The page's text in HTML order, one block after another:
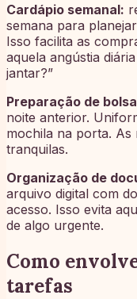
Cardápio semanal:
semana para
Isso facilita as
aquela angústia
jantar?”
Preparação de
noite anterior.
mochila na porta. As
tranquilas.
Organização de
arquivo digital com
acesso. Isso evita
de algo urgente.
Como
tarefas